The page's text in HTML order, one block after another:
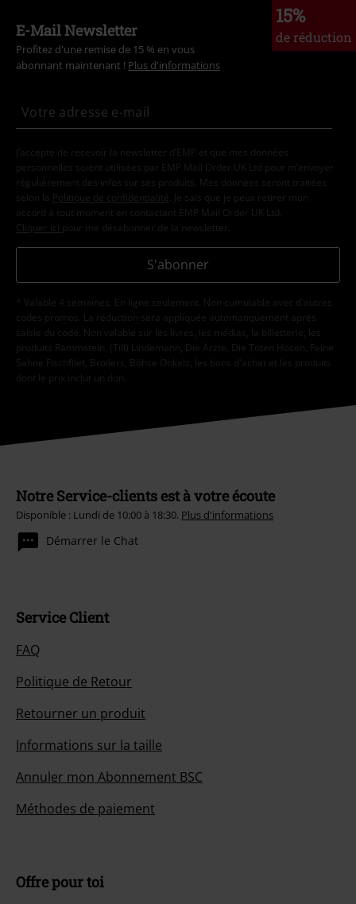
15%
de réduction
E-Mail Newsletter
Profitez d'une remise de 15 % en vous
abonnant maintenant ! Plus d'informations
J’accepte de recevoir la newsletter d’EMP et que mes données
personnelles soient utilisées par EMP Mail Order UK Ltd pour m’envoyer
régulièrement des infos sur ses produits. Mes données seront traitées
selon la
Politique de confidentialité . Je sais que je peux retirer mon
accord à tout moment en contactant EMP Mail Order UK Ltd.
Cliquer ici pour me désabonner de la newsletter.
S'abonner
* Valable 4 semaines. En ligne seulement. Non cumulable avec d'autres
codes promos. La réduction sera appliquée automatiquement après
saisie du code. Non valable sur les livres, les médias, la billetterie, les
produits Rammstein, (Till) Lindemann, Die Ärzte, Die Toten Hosen, Feine
Sahne Fischfilet, Broilers, Böhse Onkelz, les bons d'achat et les produits
dont le prix inclut un don.
Notre Service-clients est à votre écoute
Disponible : Lundi de 10:00 à 18:30. Plus d'informations
Démarrer le Chat
Service Client
FAQ
Politique de Retour
Retourner un produit
Informations sur la taille
Annuler mon Abonnement BSC
Méthodes de paiement
Offre pour toi